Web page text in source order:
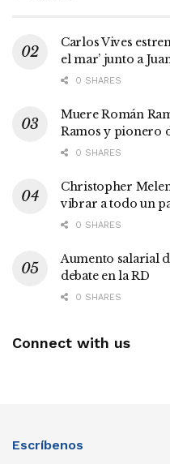
Carlos Vives
el mar’ junto a
0 SHARES
Muere Román
Ramos y pionero
0 SHARES
Christopher
vibrar a todo un
0 SHARES
Aumento salarial
debate en la RD
0 SHARES
Connect with us
Escríbenos